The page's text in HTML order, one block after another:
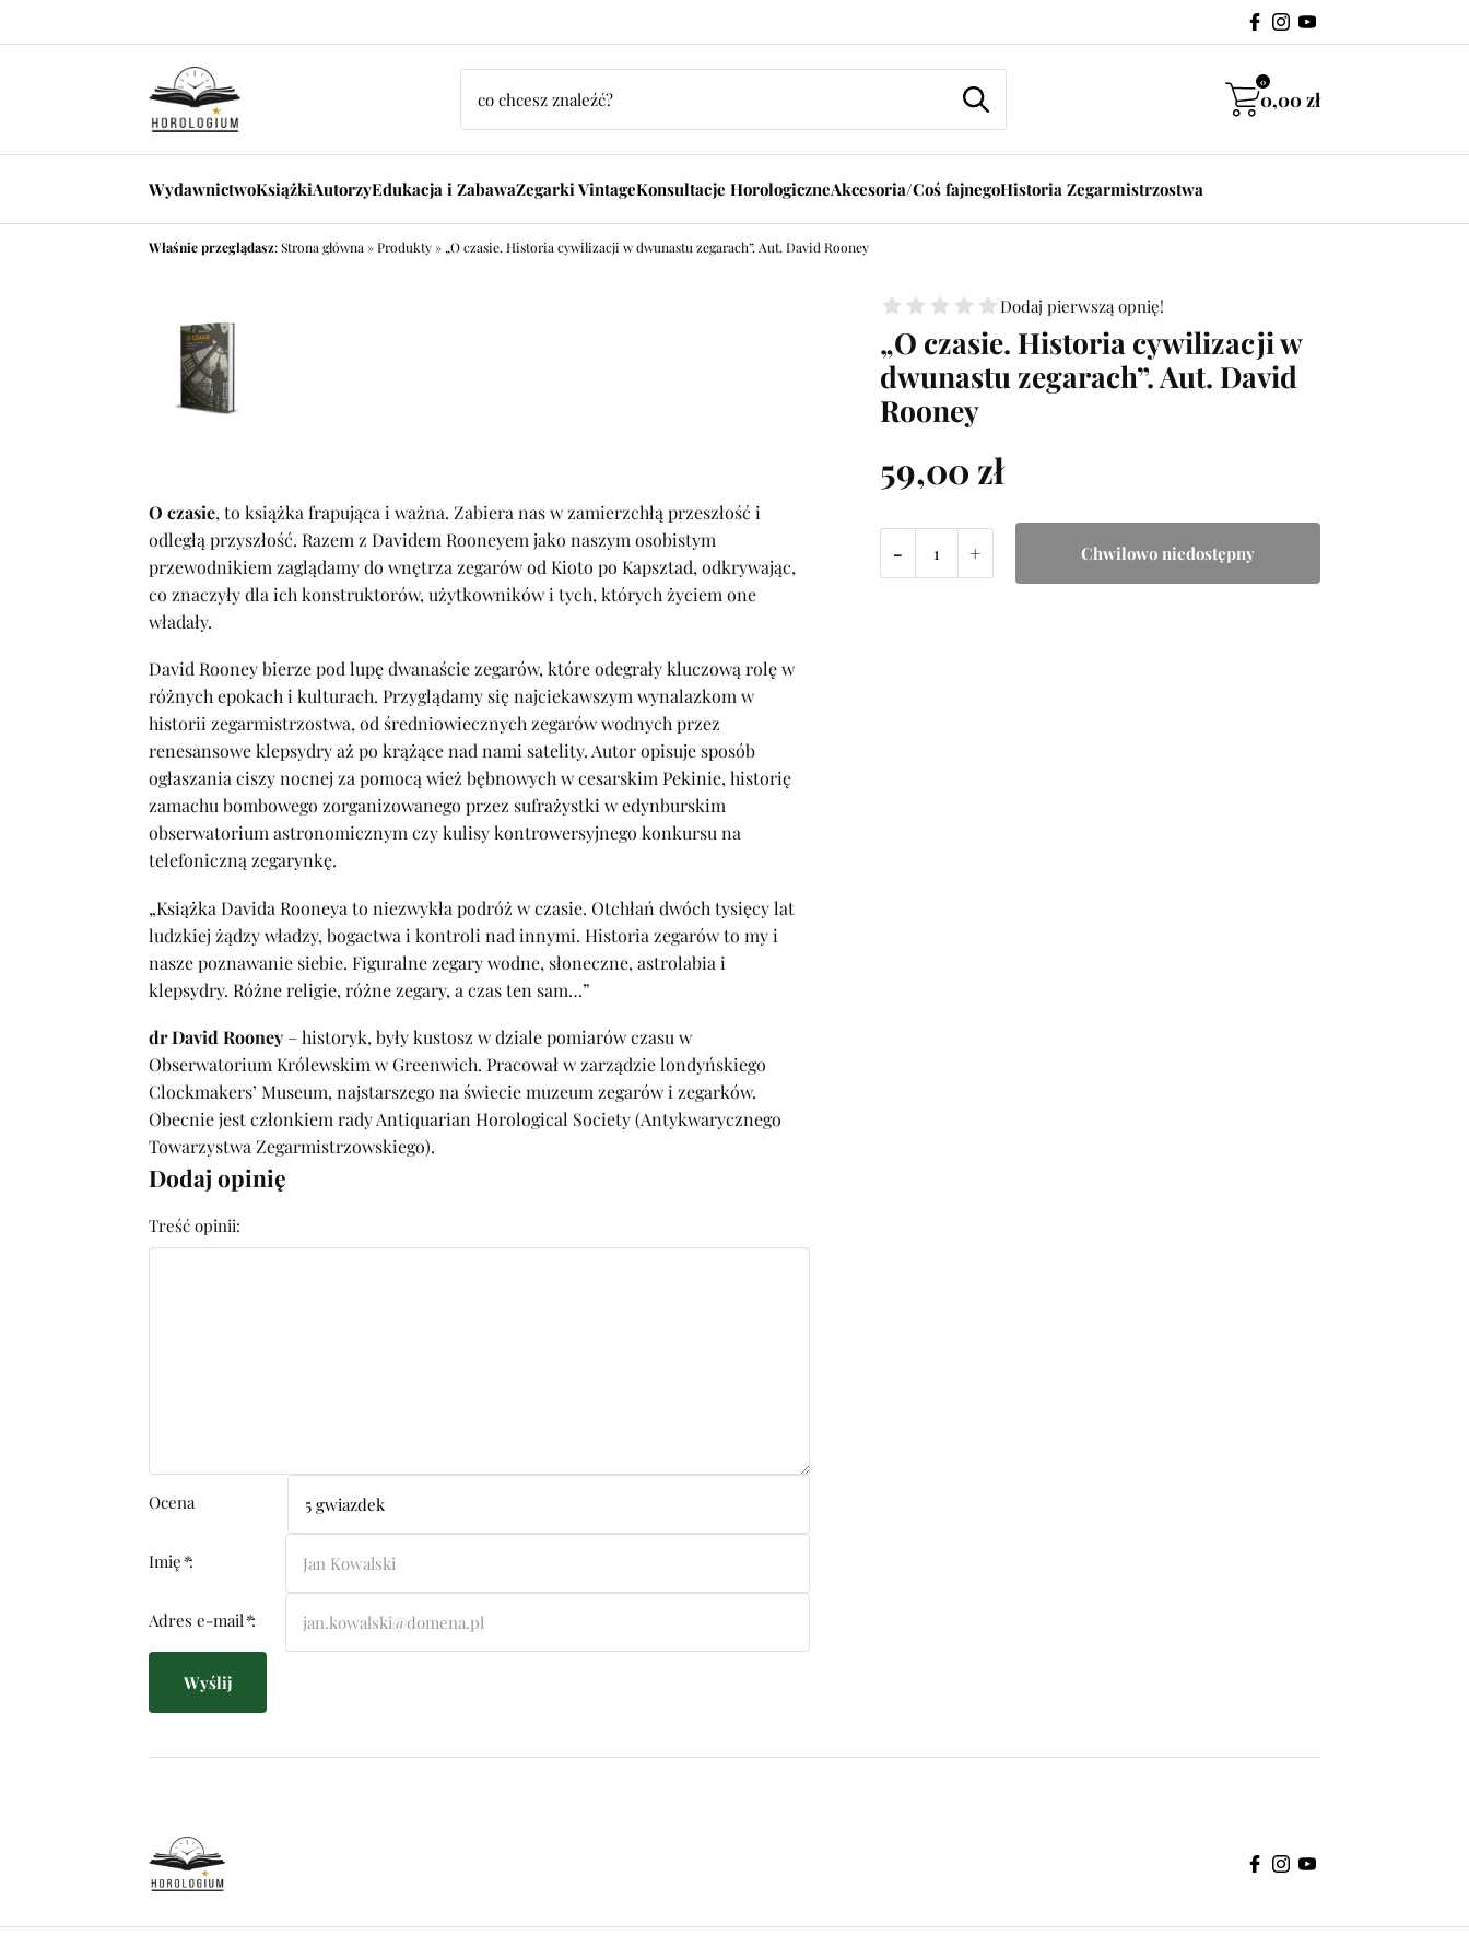
0,00zł
0
WydawnictwoKsiążkiAutorzyEdukacja i ZabawaZegarki VintageKonsultacje HorologiczneAkcesoria/Coś fajnegoHistoria Zegarmistrzostwa
Właśnie przeglądasz:Strona główna »Produkty» „O czasie. Historia cywilizacji w dwunastu zegarach”. Aut. David Rooney
Dodaj pierwszą opnię!
„O czasie. Historia cywilizacji w
dwunastu zegarach”. Aut. David
Rooney
59,00 zł
- + Chwilowo niedostępny
O czasie, to książka frapująca i ważna. Zabiera nas w zamierzchłą przeszłość i
odległą przyszłość. Razem z Davidem Rooneyem jako naszym osobistym
przewodnikiem zaglądamy do wnętrza zegarów od Kioto po Kapsztad, odkrywając,
co znaczyły dla ich konstruktorów, użytkowników i tych, których życiem one
władały.
David Rooney bierze pod lupę dwanaście zegarów, które odegrały kluczową rolę w
różnych epokach i kulturach. Przyglądamy się najciekawszym wynalazkom w
historii zegarmistrzostwa, od średniowiecznych zegarów wodnych przez
renesansowe klepsydry aż po krążące nad nami satelity. Autor opisuje sposób
ogłaszania ciszy nocnej za pomocą wież bębnowych w cesarskim Pekinie, historię
zamachu bombowego zorganizowanego przez sufrażystki w edynburskim
obserwatorium astronomicznym czy kulisy kontrowersyjnego konkursu na
telefoniczną zegarynkę.
„Książka Davida Rooneya to niezwykła podróż w czasie. Otchłań dwóch tysięcy lat
ludzkiej żądzy władzy, bogactwa i kontroli nad innymi. Historia zegarów to my i
nasze poznawanie siebie. Figuralne zegary wodne, słoneczne, astrolabia i
klepsydry. Różne religie, różne zegary, a czas ten sam…”
dr David Rooney – historyk, były kustosz w dziale pomiarów czasu w
Obserwatorium Królewskim w Greenwich. Pracował w zarządzie londyńskiego
Clockmakers’ Museum, najstarszego na świecie muzeum zegarów i zegarków.
Obecnie jest członkiem rady Antiquarian Horological Society (Antykwarycznego
Towarzystwa Zegarmistrzowskiego).
Dodaj opinię
Treść opinii:
Ocena
Imię*:
Adres e-mail*:
Wyślij